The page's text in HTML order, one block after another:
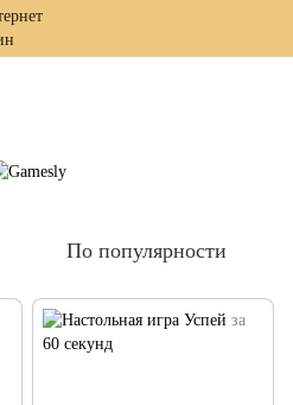
По популярности